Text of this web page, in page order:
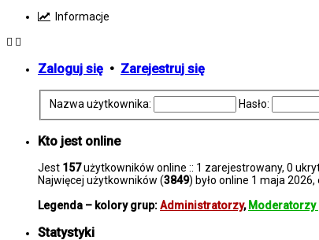
Informacje
Zaloguj się • Zarejestruj się
Nazwa użytkownika: Hasło:
Kto jest online
Jest 157użytkowników online :: 1 zarejestrowany, 0
Najwięcej użytkowników (3849) było online 1 maja 2026,
Legenda – kolory grup:Administratorzy,
Statystyki